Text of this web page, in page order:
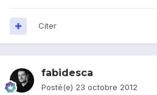
Citer
fabidesca
Posté(e) 23 octobre 2012